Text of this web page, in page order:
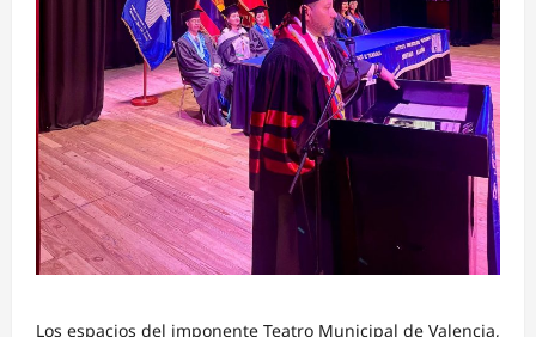
Los espacios del imponente Teatro Municipal de Valencia,